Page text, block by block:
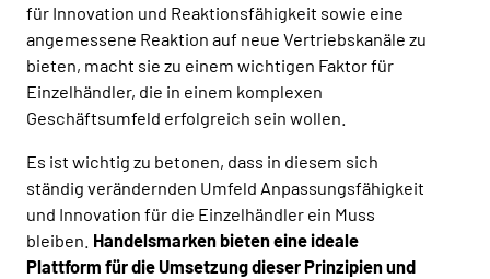
für Innovation und Reaktionsfähigkeit sowie eine
angemessene Reaktion auf neue Vertriebskanäle zu
bieten, macht sie zu einem wichtigen Faktor für
Einzelhändler, die in einem komplexen
Geschäftsumfeld erfolgreich sein wollen.
Es ist wichtig zu betonen, dass in diesem sich
ständig verändernden Umfeld Anpassungsfähigkeit
und Innovation für die Einzelhändler ein Muss
bleiben. Handelsmarken bieten eine ideale
Plattform für die Umsetzung dieser Prinzipien und